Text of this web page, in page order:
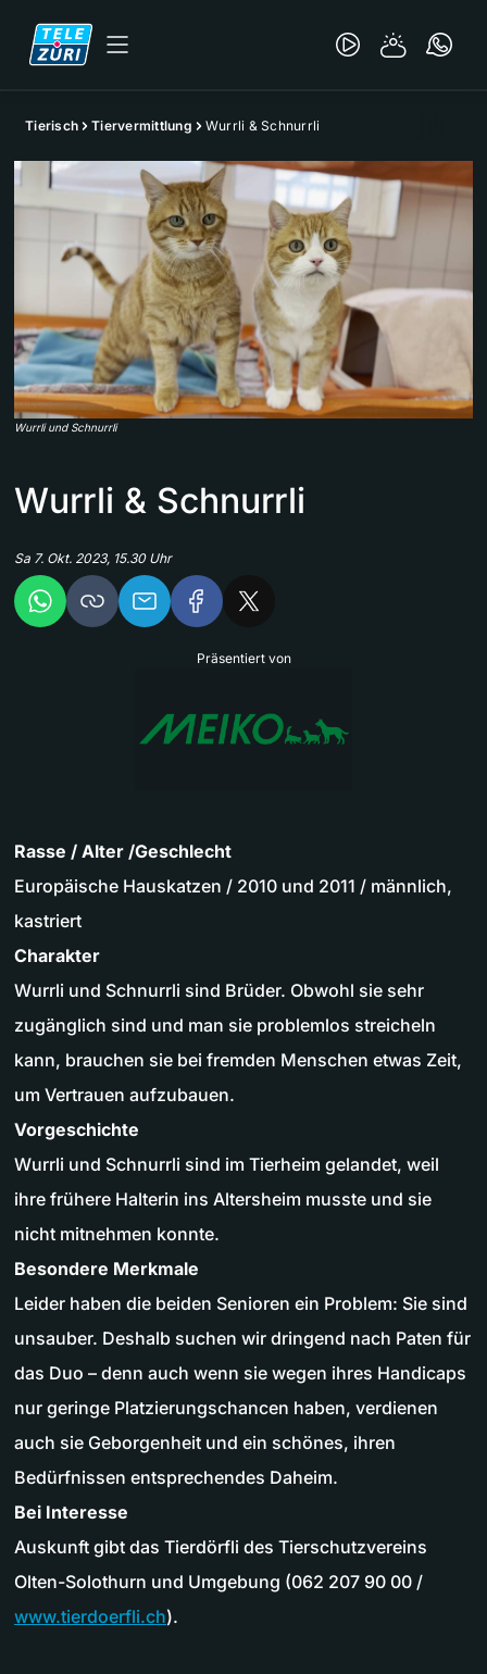
Tierisch Tiervermittlung Wurrli & Schnurrli
Wurrli und Schnurrli
Wurrli & Schnurrli
Sa 7. Okt. 2023, 15.30 Uhr
Präsentiert von
Rasse / Alter /Geschlecht
Europäische Hauskatzen / 2010 und 2011 / männlich,
kastriert
Charakter
Wurrli und Schnurrli sind Brüder. Obwohl sie sehr
zugänglich sind und man sie problemlos streicheln
kann, brauchen sie bei fremden Menschen etwas Zeit,
um Vertrauen aufzubauen.
Vorgeschichte
Wurrli und Schnurrli sind im Tierheim gelandet, weil
ihre frühere Halterin ins Altersheim musste und sie
nicht mitnehmen konnte.
Besondere Merkmale
Leider haben die beiden Senioren ein Problem: Sie sind
unsauber. Deshalb suchen wir dringend nach Paten für
das Duo – denn auch wenn sie wegen ihres Handicaps
nur geringe Platzierungschancen haben, verdienen
auch sie Geborgenheit und ein schönes, ihren
Bedürfnissen entsprechendes Daheim.
Bei Interesse
Auskunft gibt das Tierdörfli des Tierschutzvereins
Olten-Solothurn und Umgebung (062 207 90 00 /
www.tierdoerfli.ch).